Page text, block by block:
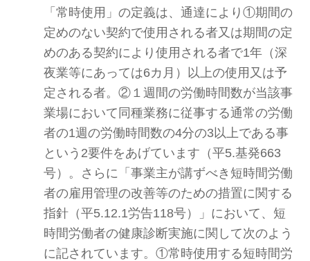
「常時使用」の定義は、通達により①期間の
定めのない契約で使用される者又は期間の定
めのある契約により使用される者で1年（深
夜業等にあっては6カ月）以上の使用又は予
定される者。②１週間の労働時間数が当該事
業場において同種業務に従事する通常の労働
者の1週の労働時間数の4分の3以上である事
という2要件をあげています（平5.基発663
号）。さらに「事業主が講ずべき短時間労働
者の雇用管理の改善等のための措置に関する
指針（平5.12.1労告118号）」において、短
時間労働者の健康診断実施に関して次のよう
に記されています。①常時使用する短時間労